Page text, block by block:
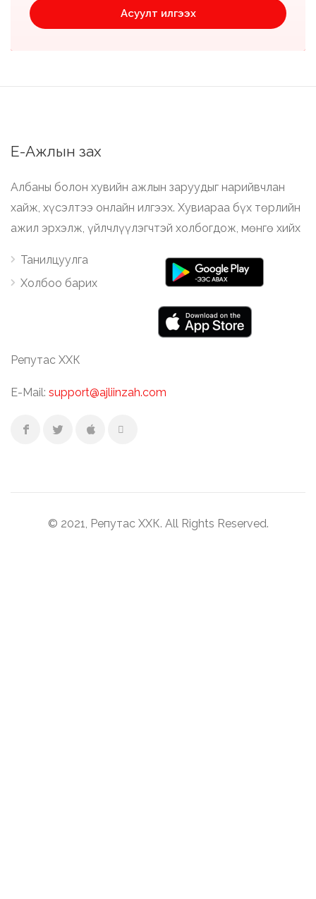
Асуулт илгээх
Е-Ажлын зах
Албаны болон хувийн ажлын заруудыг нарийвчлан
хайж, хүсэлтээ онлайн илгээх. Хувиараа бүх төрлийн
ажил эрхэлж, үйлчлүүлэгчтэй холбогдож, мөнгө хийх
Танилцуулга
Холбоо барих
Репутас ХХК
E-Mail: support@ajliinzah.com
© 2021, Репутас ХХК. All Rights Reserved.